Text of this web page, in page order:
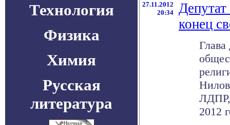
Технология
Физика
Химия
Русская
литература
27.11.2012
20:34
конец
ЛДПР,
2012